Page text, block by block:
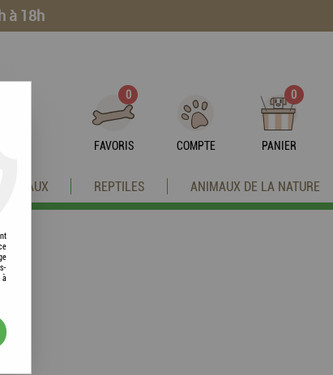
à 18h
0
FAVORIS COMPTE
0
PANIER
OISEAUX REPTILES ANIMAUX DE LA NATURE
à